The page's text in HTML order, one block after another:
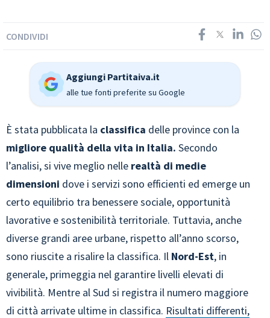
CONDIVIDI
Aggiungi Partitaiva.it
alle tue fonti preferite su Google
È stata pubblicata la classifica delle province con la
migliore qualità della vita in Italia. Secondo
l’analisi, si vive meglio nelle realtà di medie
dimensioni dove i servizi sono efficienti ed emerge un
certo equilibrio tra benessere sociale, opportunità
lavorative e sostenibilità territoriale. Tuttavia, anche
diverse grandi aree urbane, rispetto all’anno scorso,
sono riuscite a risalire la classifica. Il Nord-Est, in
generale, primeggia nel garantire livelli elevati di
vivibilità. Mentre al Sud si registra il numero maggiore
di città arrivate ultime in classifica. Risultati differenti,